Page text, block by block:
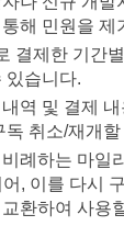
해 민원을 제
결제한 기간
있습니다.
역 및 결제
독 취소/재개
례하는 마일
어, 이를 다시
환하여 사용